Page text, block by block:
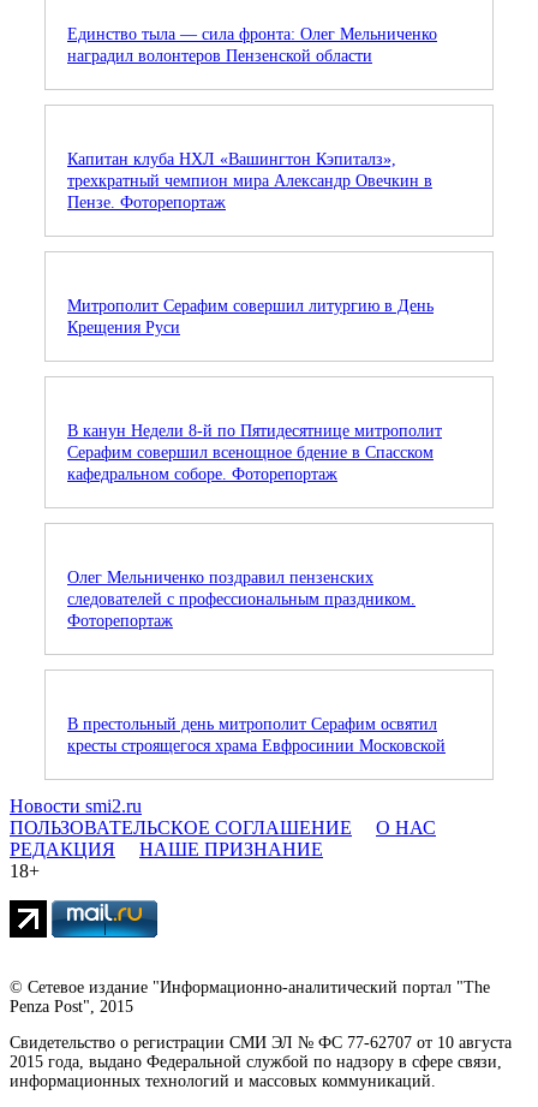
Единство тыла — сила фронта: Олег Мельниченко
наградил волонтеров Пензенской области
Капитан клуба НХЛ «Вашингтон Кэпиталз»,
трехкратный чемпион мира Александр Овечкин в
Пензе. Фоторепортаж
Митрополит Серафим совершил литургию в День
Крещения Руси
В канун Недели 8-й по Пятидесятнице митрополит
Серафим совершил всенощное бдение в Спасском
кафедральном соборе. Фоторепортаж
Олег Мельниченко поздравил пензенских
следователей с профессиональным праздником.
Фоторепортаж
В престольный день митрополит Серафим освятил
кресты строящегося храма Евфросинии Московской
Новости smi2.ru
ПОЛЬЗОВАТЕЛЬСКОЕ СОГЛАШЕНИЕ
О НАС
РЕДАКЦИЯ
НАШЕ ПРИЗНАНИЕ
18+
© Сетевое издание "Информационно-аналитический портал "The
Penza Post", 2015
Свидетельство о регистрации СМИ ЭЛ № ФС 77-62707 от 10 августа
2015 года, выдано Федеральной службой по надзору в сфере связи,
информационных технологий и массовых коммуникаций.